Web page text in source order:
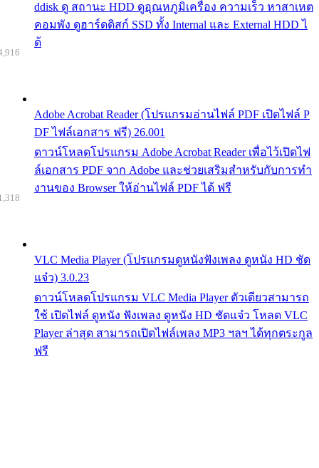
ddisk ดู สถานะ HDD ดูอุณหภูมิเครื่อง ความเร็ว หาสาเหต
คอมพัง ดูฮาร์ดดิสก์ SSD ทั้ง Internal และ External HDD ไ
ด้
Adobe Acrobat Reader (โปรแกรมอ่านไฟล์ PDF เปิดไฟล์ P
DF ไฟล์เอกสาร ฟรี) 26.001
ดาวน์โหลดโปรแกรม Adobe Acrobat Reader เพื่อไว้เปิดไฟ
ล์เอกสาร PDF จาก Adobe และช่วยเสริมสำหรับกับการทำ
งานของ Browser ให้อ่านไฟล์ PDF ได้ ฟรี
VLC Media Player (โปรแกรมดูหนังฟังเพลง ดูหนัง HD ชัด
แจ๋ว) 3.0.23
ดาวน์โหลดโปรแกรม VLC Media Player ตัวเดียวสามารถ
ใช้ เปิดไฟล์ ดูหนัง ฟังเพลง ดูหนัง HD ชัดแจ๋ว โหลด VLC
Player ล่าสุด สามารถเปิดไฟล์เพลง MP3 ฯลฯ ได้ทุกตระกูล
ฟรี